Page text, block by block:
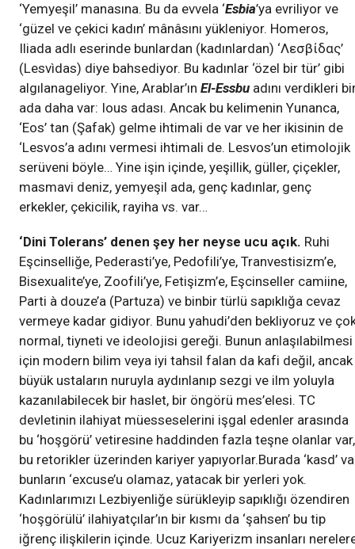
‘Yemyeşil’ manasına. Bu da evvela ‘Esbia’ya evriliyor ve
‘güzel ve çekici kadın’ mânâsını yükleniyor. Homeros,
Iliada adlı eserinde bunlardan (kadınlardan) ‘Λεσβίδας’
(Lesvìdas) diye bahsediyor. Bu kadınlar ‘özel bir tür’ gibi
algılanageliyor. Yine, Arablar’ın El-Essbu adını verdikleri
ada daha var: Ious adası. Ancak bu kelimenin Yunanca,
‘Eos’ tan (Şafak) gelme ihtimali de var ve her ikisinin de
‘Lesvos’a adını vermesi ihtimali de. Lesvos’un etimolojik
serüveni böyle… Yine işin içinde, yeşillik, güller, çiçekler,
masmavi deniz, yemyeşil ada, genç kadınlar, genç
erkekler, çekicilik, rayiha vs. var…
‘Dini Tolerans’ denen şey her neyse ucu açık. Ruhi
Eşcinselliğe, Pederasti’ye, Pedofili’ye, Tranvestisizm’e,
Bisexualite’ye, Zoofili’ye, Fetişizm’e, Eşcinseller camiine,
Parti à douze’a (Partuza) ve binbir türlü sapıklığa cevaz
vermeye kadar gidiyor. Bunu yahudi’den bekliyoruz ve
normal, tiyneti ve ideolojisi gereği. Bunun anlaşılabilmesi
için modern bilim veya iyi tahsil falan da kafi değil, ancak
büyük ustaların nuruyla aydınlanıp sezgi ve ilm yoluyla
kazanılabilecek bir haslet, bir öngörü mes’elesi. TC
devletinin ilahiyat müesseselerini işgal edenler arasında
bu ‘hoşgörü’ vetiresine haddinden fazla teşne olanlar var,
bu retorikler üzerinden kariyer yapıyorlar.Burada ‘kasd’
bunların ‘excuse’u olamaz, yatacak bir yerleri yok.
Kadınlarımızı Lezbiyenliğe sürükleyip sapıklığı özendiren
‘hoşgörülü’ ilahiyatçılar’ın bir kısmı da ‘şahsen’ bu tip
iğrenç ilişkilerin içinde. Ucuz Kariyerizm insanları